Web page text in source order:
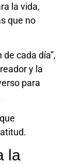
la vida,
que no
cada día”,
y la
para
la